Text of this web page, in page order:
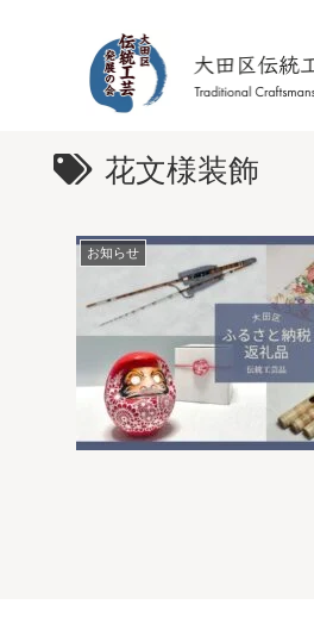
花文様装飾
お知らせ